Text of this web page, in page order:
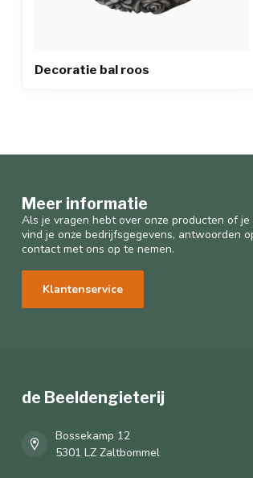
Decoratie bal roos
Meer informatie
Als je vragen hebt over onze producten of
vind je onze bedrijfsgegevens, antwoorden
contact met ons op te nemen.
Klantenservice
de Beeldengieterij
Bossekamp 12
5301 LZ Zaltbommel